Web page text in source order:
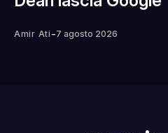
Amir Ati -7 agosto 2026